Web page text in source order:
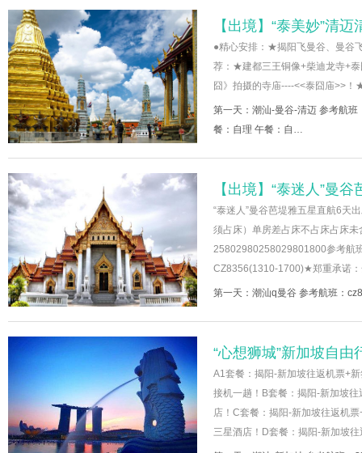
【出境】“泰美妙”清
●精心安排：★揭阳飞曼谷、曼谷
荐：★建都三王铜像+柴迪龙寺+
囧》拍摄的寺庙----<<泰囧庙>>
第一天：潮汕-曼谷-清迈 参考航
餐：自理 午餐：自…
【出境】“泰迷人”曼
“泰迷人”曼谷芭堤雅五星直航6天
须占床）单房差占床不占床占床
25802980258029801800参考航
CZ8356(1310-1700)★郑重承诺
第一天：潮汕q曼谷 参考航班：
“心想狮城”新加坡自由
A1套餐：揭阳-新加坡往返机票+
接机一趟！B套餐：揭阳-新加坡
店！C套餐：揭阳-新加坡往返机
三星酒店！D套餐：揭阳-新加坡